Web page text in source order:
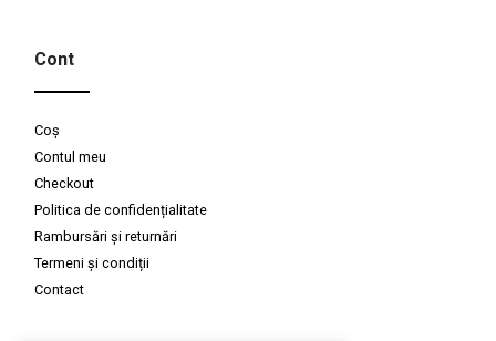
Cont
Coș
Contul meu
Checkout
Politica de confidențialitate
Rambursări și returnări
Termeni și condiții
Contact